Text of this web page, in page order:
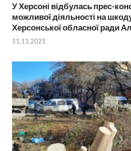
У Херсоні відбулась прес-
можливої діяльності на
Херсонської обласної ради
11.11.2021